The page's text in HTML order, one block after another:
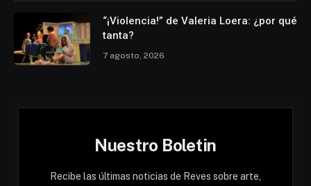
“¡Violencia!” de Valeria Loera: ¿por qué
tanta?
7 agosto, 2026
Nuestro Boletin
Recibe las últimas noticias de Reves sobre arte,